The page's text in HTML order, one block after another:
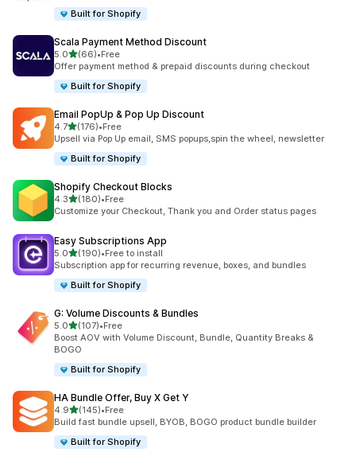
Built for Shopify
Scala Payment Method Discount
5.0เต็ม 5 ดาว
(66)
ทั้งหมด 66 รีวิว
•Free
Offer payment method & prepaid discounts during checkout
Built for Shopify
Email PopUp & Pop Up Discount
4.7เต็ม 5 ดาว
(176)
ทั้งหมด 176 รีวิว
•Free
Upsell via Pop Up email, SMS popups,spin the wheel, newsletter
Built for Shopify
Shopify Checkout Blocks
4.3เต็ม 5 ดาว
(180)
ทั้งหมด 180 รีวิว
•Free
Customize your Checkout, Thank you and Order status pages
Easy Subscriptions App
5.0เต็ม 5 ดาว
(190)
ทั้งหมด 190 รีวิว
•Free to install
Subscription app for recurring revenue, boxes, and bundles
Built for Shopify
G: Volume Discounts & Bundles
5.0เต็ม 5 ดาว
(107)
ทั้งหมด 107 รีวิว
•Free
Boost AOV with Volume Discount, Bundle, Quantity Breaks &
BOGO
Built for Shopify
HA Bundle Offer, Buy X Get Y
4.9เต็ม 5 ดาว
(145)
ทั้งหมด 145 รีวิว
•Free
Build fast bundle upsell, BYOB, BOGO product bundle builder
Built for Shopify